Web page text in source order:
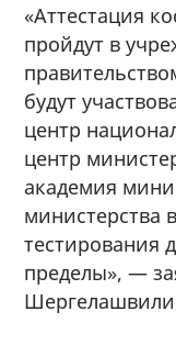
«Аттестация
пройдут в
будут
центр
центр
академия
министерства
тестирования
пределы», —